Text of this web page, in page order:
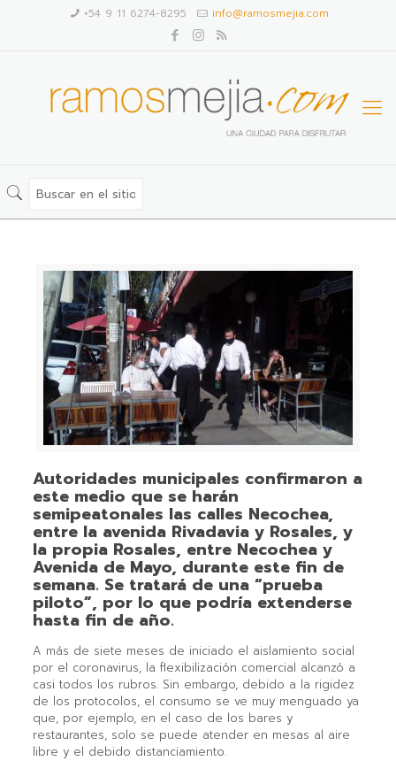
+54 9 11 6274-8295 info@ramosmejia.com
Autoridades municipales confirmaron a
este medio que se harán
semipeatonales las calles Necochea,
entre la avenida Rivadavia y Rosales, y
la propia Rosales, entre Necochea y
Avenida de Mayo, durante este fin de
semana. Se tratará de una “prueba
piloto”, por lo que podría extenderse
hasta fin de año.
A más de siete meses de iniciado el aislamiento social
por el coronavirus, la flexibilización comercial alcanzó a
casi todos los rubros. Sin embargo, debido a la rigidez
de los protocolos, el consumo se ve muy menguado ya
que, por ejemplo, en el caso de los bares y
restaurantes, solo se puede atender en mesas al aire
libre y el debido distanciamiento.